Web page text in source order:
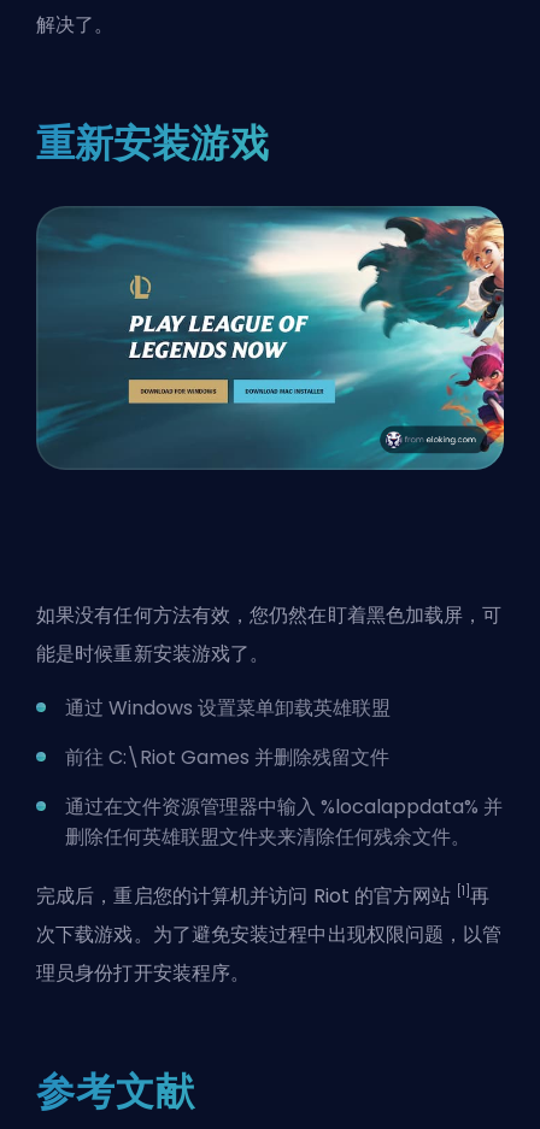
解决了。
重新安装游戏
如果没有任何方法有效，您仍然在盯着黑色加载屏，可
能是时候重新安装游戏了。
通过 Windows 设置菜单卸载英雄联盟
前往 C:\Riot Games 并删除残留文件
通过在文件资源管理器中输入 %localappdata% 并
删除任何英雄联盟文件夹来清除任何残余文件。
完成后，重启您的计算机并访问 Riot 的官方网站 [1]再
次下载游戏。为了避免安装过程中出现权限问题，以管
理员身份打开安装程序。
参考文献